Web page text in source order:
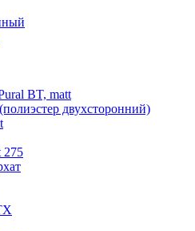
BT, matt
двухсторонний)
275